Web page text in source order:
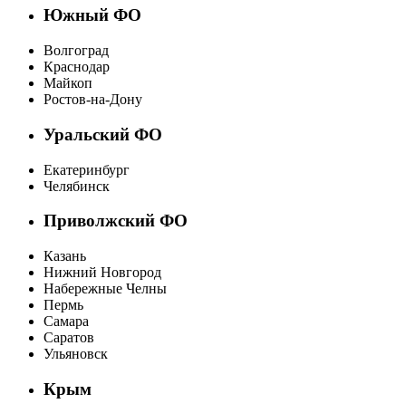
Южный ФО
Волгоград
Краснодар
Майкоп
Ростов-на-Дону
Уральский ФО
Екатеринбург
Челябинск
Приволжский ФО
Казань
Нижний Новгород
Набережные Челны
Пермь
Самара
Саратов
Ульяновск
Крым